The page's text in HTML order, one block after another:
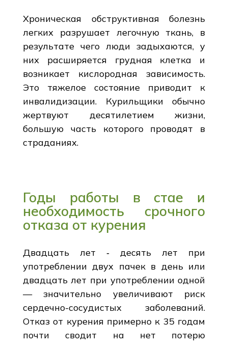
Хроническая обструктивная болезнь
легких разрушает легочную ткань, в
результате чего люди задыхаются, у
них расширяется грудная клетка и
возникает кислородная зависимость.
Это тяжелое состояние приводит к
инвалидизации. Курильщики обычно
жертвуют десятилетием жизни,
большую часть которого проводят в
страданиях.
Годы работы в стае и
необходимость срочного
отказа от курения
Двадцать лет ‑ десять лет при
употреблении двух пачек в день или
двадцать лет при употреблении одной
— значительно увеличивают риск
сердечно-сосудистых заболеваний.
Отказ от курения примерно к 35 годам
почти сводит на нет потерю